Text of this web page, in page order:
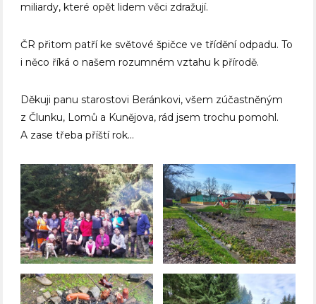
miliardy, které opět lidem věci zdražují.
ČR přitom patří ke světové špičce ve třídění odpadu. To
i něco říká o našem rozumném vztahu k přírodě.
Děkuji panu starostovi Beránkovi, všem zúčastněným
z Člunku, Lomů a Kunějova, rád jsem trochu pomohl.
A zase třeba příští rok…